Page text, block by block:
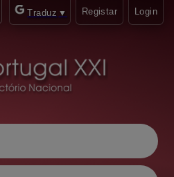
Traduz ▼ Registar Login